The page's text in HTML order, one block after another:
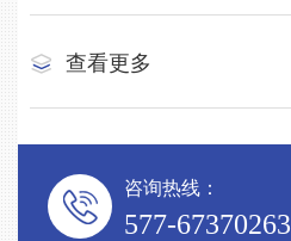
查看更多
咨询热线：
577-67370263